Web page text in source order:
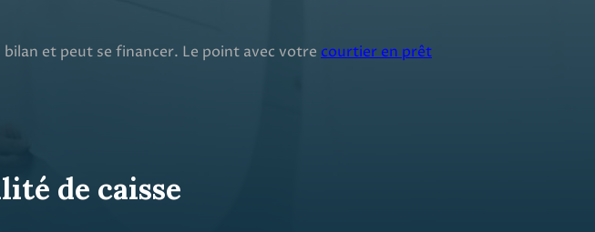
et peut se financer. Le point avec votre courtier en prêt
de caisse